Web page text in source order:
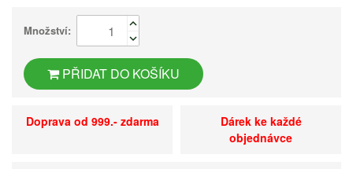
Množství:
PŘIDAT DO KOŠÍKU
Doprava od 999.- zdarma
Dárek ke každé
objednávce